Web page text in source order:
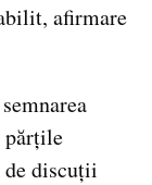
afirmare
părțile
de discuții